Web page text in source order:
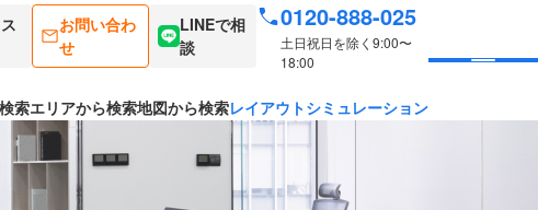
お問い合わ
せ
LINEで相
談
0120-888-025
土日祝日を除く9:00〜
18:00
索エリアから検索地図から検索レイアウトシミュレーション